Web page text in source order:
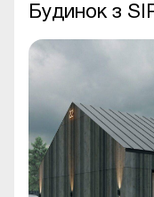
Будинок з